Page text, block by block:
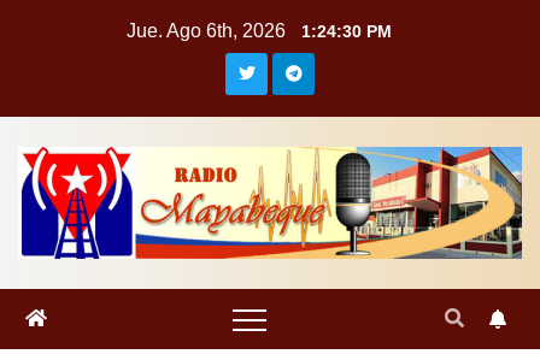
Jue. Ago 6th, 2026 1:24:30 PM